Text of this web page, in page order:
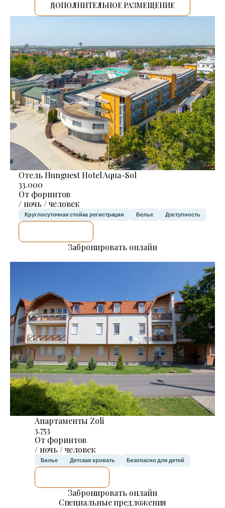
ДОПОЛНИТЕЛЬНОЕ РАЗМЕЩЕНИЕ
Отель Hunguest Hotel Aqua-Sol
33.000
От форинтов
/ ночь / человек
Круглосуточная стойка регистрации Белье Доступность
Забронировать онлайн
Апартаменты Zoli
3.753
От форинтов
/ ночь / человек
Белье Детская кровать Безопасно для детей
Забронировать онлайн
Специальные предложения